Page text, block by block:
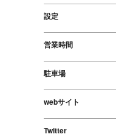
設定
営業時間
駐車場
webサイト
Twitter